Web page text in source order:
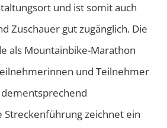
und ist somit auch
Zuschauer gut zugänglich. Die
als Mountainbike-Marathon
und Teilnehmer
Streckenführung zeichnet ein